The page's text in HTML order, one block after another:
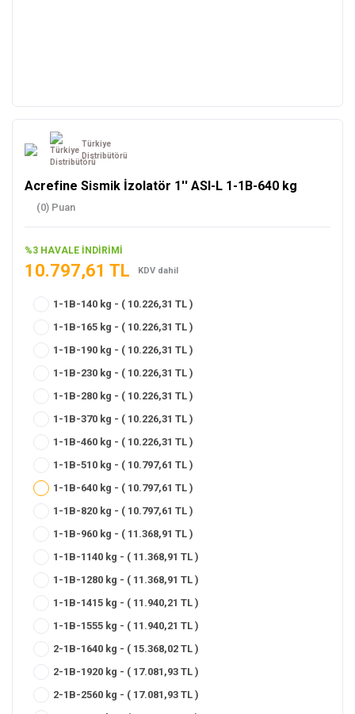
Türkiye
Distribütörü
Acrefine Sismik İzolatör 1'' ASI-L 1-1B-640 kg
(0) Puan
%3 HAVALE İNDİRİMİ
10.797,61 TL KDV dahil
1-1B-140 kg - ( 10.226,31 TL )
1-1B-165 kg - ( 10.226,31 TL )
1-1B-190 kg - ( 10.226,31 TL )
1-1B-230 kg - ( 10.226,31 TL )
1-1B-280 kg - ( 10.226,31 TL )
1-1B-370 kg - ( 10.226,31 TL )
1-1B-460 kg - ( 10.226,31 TL )
1-1B-510 kg - ( 10.797,61 TL )
1-1B-640 kg - ( 10.797,61 TL )
1-1B-820 kg - ( 10.797,61 TL )
1-1B-960 kg - ( 11.368,91 TL )
1-1B-1140 kg - ( 11.368,91 TL )
1-1B-1280 kg - ( 11.368,91 TL )
1-1B-1415 kg - ( 11.940,21 TL )
1-1B-1555 kg - ( 11.940,21 TL )
2-1B-1640 kg - ( 15.368,02 TL )
2-1B-1920 kg - ( 17.081,93 TL )
2-1B-2560 kg - ( 17.081,93 TL )